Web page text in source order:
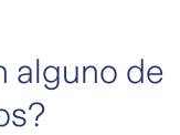
alguno de